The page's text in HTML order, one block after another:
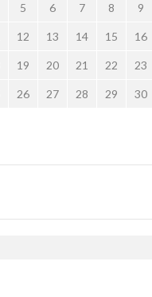
5 6 7 8 9
12 13 14 15 16
19 20 21 22 23
26 27 28 29 30